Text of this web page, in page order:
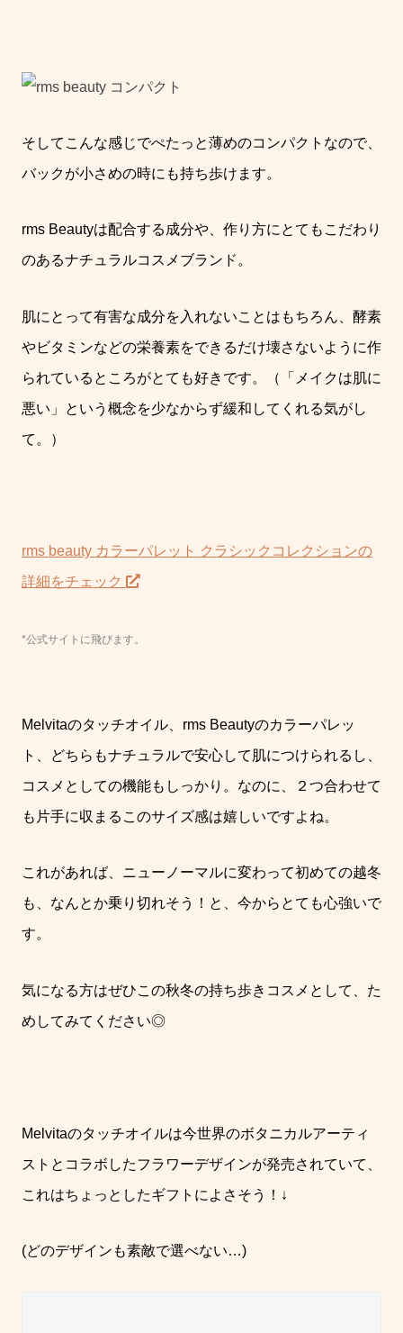
そしてこんな感じでぺたっと薄めのコンパクトなので、
バックが小さめの時にも持ち歩けます。
rms Beautyは配合する成分や、作り方にとてもこだわり
のあるナチュラルコスメブランド。
肌にとって有害な成分を入れないことはもちろん、酵素
やビタミンなどの栄養素をできるだけ壊さないように作
られているところがとても好きです。（「メイクは肌に
悪い」という概念を少なからず緩和してくれる気がし
て。）
rms beauty カラーパレット クラシックコレクションの
詳細をチェック
*公式サイトに飛びます。
Melvitaのタッチオイル、rms Beautyのカラーパレッ
ト、どちらもナチュラルで安心して肌につけられるし、
コスメとしての機能もしっかり。なのに、２つ合わせて
も片手に収まるこのサイズ感は嬉しいですよね。
これがあれば、ニューノーマルに変わって初めての越冬
も、なんとか乗り切れそう！と、今からとても心強いで
す。
気になる方はぜひこの秋冬の持ち歩きコスメとして、た
めしてみてください◎
Melvitaのタッチオイルは今世界のボタニカルアーティ
ストとコラボしたフラワーデザインが発売されていて、
これはちょっとしたギフトによさそう！↓
(どのデザインも素敵で選べない…)